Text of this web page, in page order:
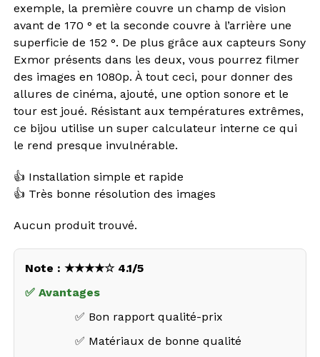
exemple, la première couvre un champ de vision
avant de 170 ° et la seconde couvre à l’arrière une
superficie de 152 °. De plus grâce aux capteurs Sony
Exmor présents dans les deux, vous pourrez filmer
des images en 1080p. À tout ceci, pour donner des
allures de cinéma, ajouté, une option sonore et le
tour est joué. Résistant aux températures extrêmes,
ce bijou utilise un super calculateur interne ce qui
le rend presque invulnérable.
👍 Installation simple et rapide
👍 Très bonne résolution des images
Aucun produit trouvé.
Note : ★★★★☆ 4.1/5
✅ Avantages
✅ Bon rapport qualité-prix
✅ Matériaux de bonne qualité